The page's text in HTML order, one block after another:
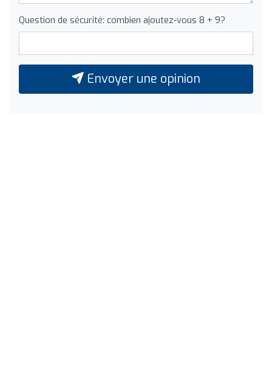
Question de sécurité: combien ajoutez-vous 8 + 9?
Envoyer une opinion